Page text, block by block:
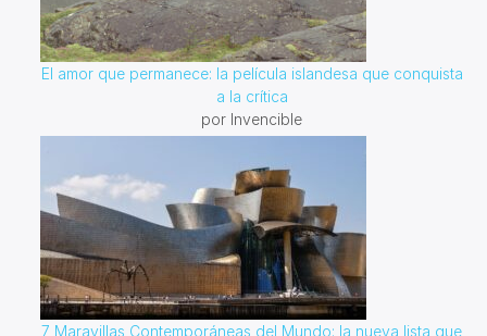
El amor que permanece: la película islandesa que conquista
a la crítica
por Invencible
7 Maravillas Contemporáneas del Mundo: la nueva lista que